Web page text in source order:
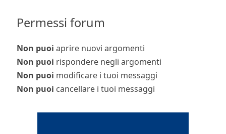
Permessi forum
Non puoi aprire nuovi argomenti
Non puoi rispondere negli argomenti
Non puoi modificare i tuoi messaggi
Non puoi cancellare i tuoi messaggi